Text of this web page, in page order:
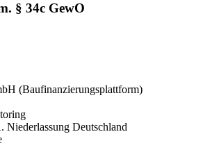
§ 34c GewO
(Baufinanzierungsplattform)
Niederlassung Deutschland